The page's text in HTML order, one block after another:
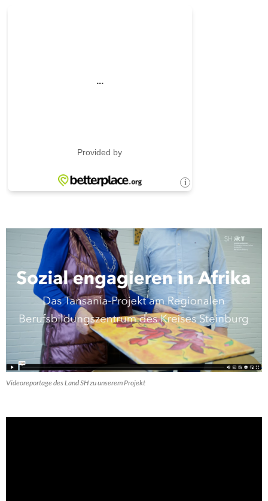
Videoreportage des Land SH zu unserem Projekt